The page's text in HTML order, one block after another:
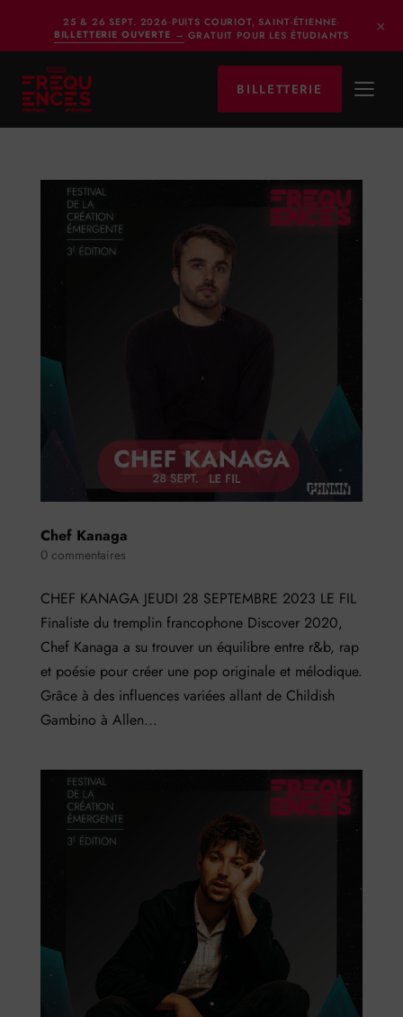
25 & 26 SEPT. 2026 · PUITS COURIOT, SAINT-ÉTIENNE·
BILLETTERIE OUVERTE → ·GRATUIT POUR LES ÉTUDIANTS ×
BILLETTERIE
Chef Kanaga
0 commentaires
CHEF KANAGA JEUDI 28 SEPTEMBRE 2023 LE FIL
Finaliste du tremplin francophone Discover 2020,
Chef Kanaga a su trouver un équilibre entre r&b, rap
et poésie pour créer une pop originale et mélodique.
Grâce à des influences variées allant de Childish
Gambino à Allen...